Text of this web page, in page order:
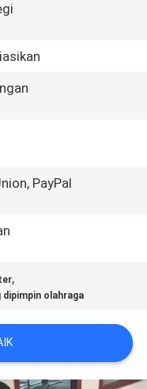
PayPal
,
dipimpin olahraga